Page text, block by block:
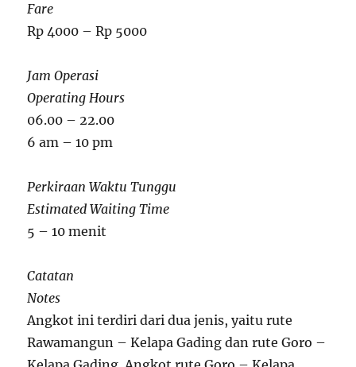
Fare
Rp 4000 – Rp 5000
Jam Operasi
Operating Hours
06.00 – 22.00
6 am – 10 pm
Perkiraan Waktu Tunggu
Estimated Waiting Time
5 – 10 menit
Catatan
Notes
Angkot ini terdiri dari dua jenis, yaitu rute
Rawamangun – Kelapa Gading dan rute Goro –